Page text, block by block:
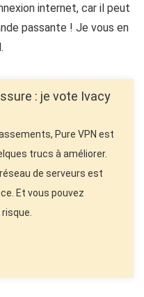
internet, car il peut
passante ! Je vous en
: je vote Ivacy
Pure VPN est
trucs à améliorer.
de serveurs est
Et vous pouvez